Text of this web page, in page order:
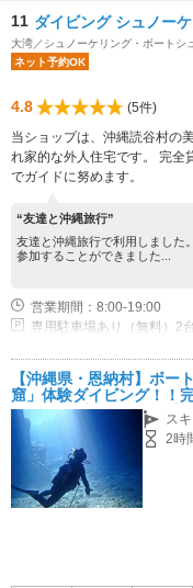
11 ダイビング シュノー
大湾／シュノーケリング・ボートシ
ネット予約OK
4.8
(5件)
当ショップは、沖縄読谷村の
れ家的な外人住宅です。 完全
でガイドに努めます。
“友達と沖縄旅行”
友達と沖縄旅行で利用しました
参加することができました...
営業期間：8:00-19:00
専用駐車場あり（無料）2
【沖縄県・恩納村】ボー
窟」体験ダイビング！！
は無料でプレゼント！【
料！！】
ス
2時